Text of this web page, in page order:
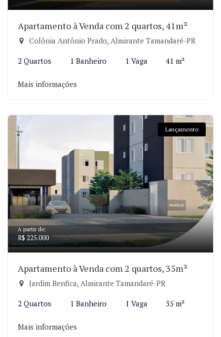
Apartamento à Venda com 2 quartos, 41m²
Colônia Antônio Prado, Almirante Tamandaré-PR
2 Quartos 1 Banheiro 1 Vaga 41 m²
Mais informações
Lançamento
A partir de:
R$ 225.000
Apartamento à Venda com 2 quartos, 35m²
Jardim Benfica, Almirante Tamandaré-PR
2 Quartos 1 Banheiro 1 Vaga 35 m²
Mais informações